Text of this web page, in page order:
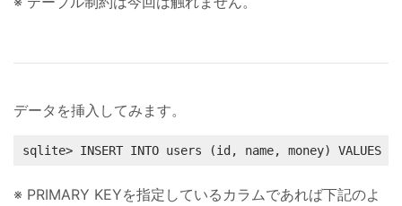
データを挿入してみます。
sqlite> INSERT INTO users (id, name, money)
※ PRIMARY KEYを指定しているカラムであれば下記のよ